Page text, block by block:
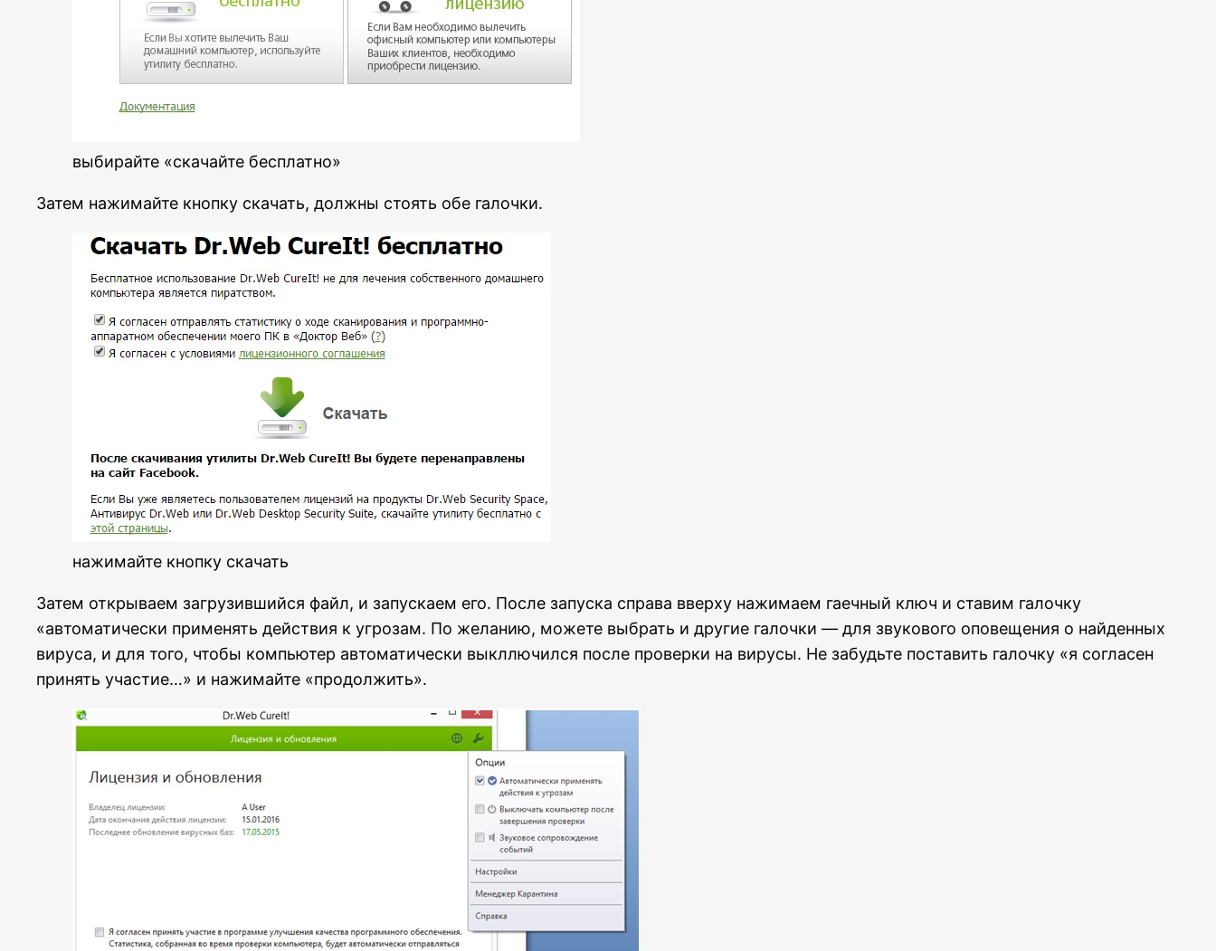
выбирайте «скачайте бесплатно»
Затем нажимайте кнопку скачать, должны стоять обе галочки.
нажимайте кнопку скачать
Затем открываем загрузившийся файл, и запускаем его. После запуска справа вверху нажимаем гаечный ключ и ставим галочку
«автоматически применять действия к угрозам. По желанию, можете выбрать и другие галочки — для звукового оповещения о найденных
вируса, и для того, чтобы компьютер автоматически выкллючился после проверки на вирусы. Не забудьте поставить галочку «я согласен
принять участие…» и нажимайте «продолжить».